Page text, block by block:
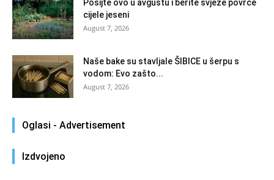
Posijte ovo u avgustu i berite svježe povrće
cijele jeseni
August 7, 2026
Naše bake su stavljale ŠIBICE u šerpu s
vodom: Evo zašto...
August 7, 2026
Oglasi - Advertisement
Izdvojeno